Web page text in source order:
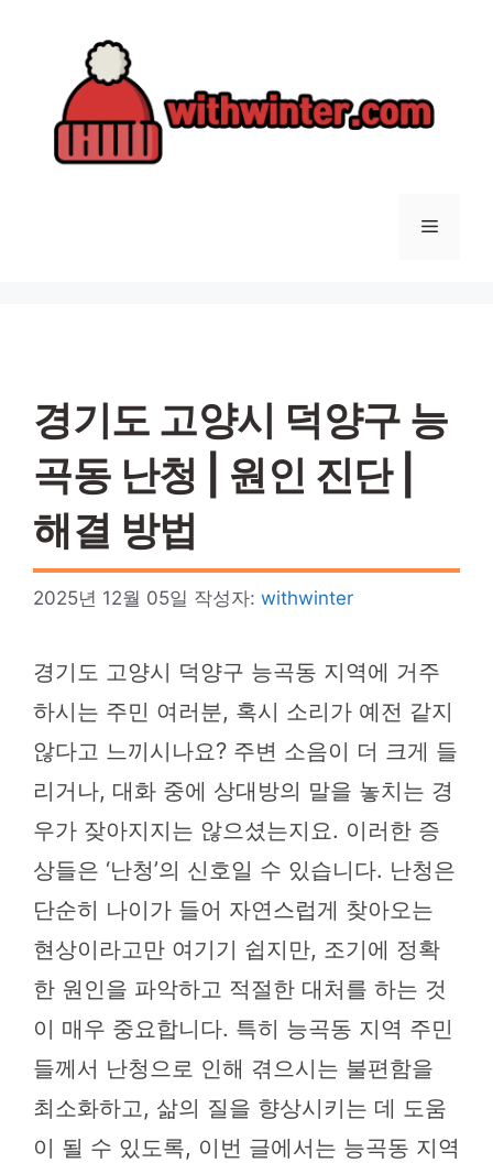
메
경기도 고양시 덕양구 능
곡동 난청 | 원인 진단 |
해결 방법
2025년 12월 05일 작성자: withwinter
경기도 고양시 덕양구 능곡동 지역에 거주
하시는 주민 여러분, 혹시 소리가 예전 같지
않다고 느끼시나요? 주변 소음이 더 크게 들
리거나, 대화 중에 상대방의 말을 놓치는 경
우가 잦아지지는 않으셨는지요. 이러한 증
상들은 ‘난청’의 신호일 수 있습니다. 난청은
단순히 나이가 들어 자연스럽게 찾아오는
현상이라고만 여기기 쉽지만, 조기에 정확
한 원인을 파악하고 적절한 대처를 하는 것
이 매우 중요합니다. 특히 능곡동 지역 주민
들께서 난청으로 인해 겪으시는 불편함을
최소화하고, 삶의 질을 향상시키는 데 도움
이 될 수 있도록, 이번 글에서는 능곡동 지역